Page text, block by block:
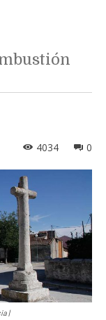
0
4034
|